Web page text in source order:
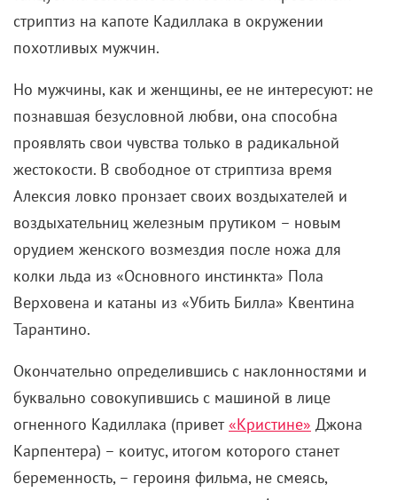
стриптиз на капоте Кадиллака в окружении
похотливых мужчин.
Но мужчины, как и женщины, ее не интересуют: не
познавшая безусловной любви, она способна
проявлять свои чувства только в радикальной
жестокости. В свободное от стриптиза время
Алексия ловко пронзает своих воздыхателей и
воздыхательниц железным прутиком – новым
орудием женского возмездия после ножа для
колки льда из «Основного инстинкта» Пола
Верховена и катаны из «Убить Билла» Квентина
Тарантино.
Окончательно определившись с наклонностями и
буквально совокупившись с машиной в лице
огненного Кадиллака (привет«Кристине» Джона
Карпентера) – коитус, итогом которого станет
беременность, – героиня фильма, не смеясь,